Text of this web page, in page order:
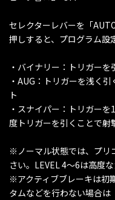
セレクターレバーを「
押しすると、プログラム設
・バイナリー：トリガー
・AUG：トリガーを浅く
ト
・スナイパー：トリガー
度トリガーを引くことで射
※ノーマル状態では、プリ
さい。LEVEL 4～6は高度
※アクティブブレーキは初
タムなどを行わない場合は